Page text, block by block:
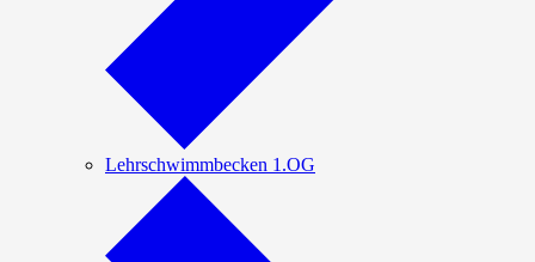
Lehrschwimmbecken 1.OG